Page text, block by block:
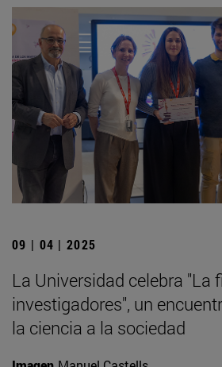
09 | 04 | 2025
La Universidad celebra "La
investigadores", un
la ciencia a la sociedad